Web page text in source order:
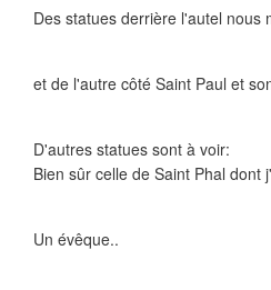
Des statues derrière l'autel nous
et de l'autre côté Saint Paul et
D'autres statues sont à voir:
Bien sûr celle de Saint Phal
Un évêque..